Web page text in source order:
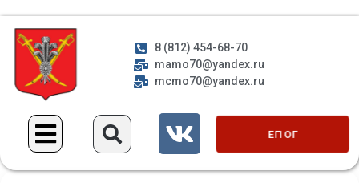
8 (812) 454-68-70
mamo70@yandex.ru
mcmo70@yandex.ru
ЕП ОГ